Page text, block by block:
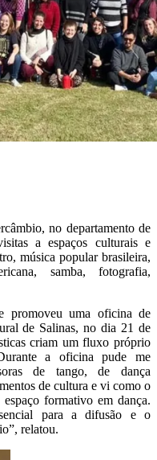
no departamento de
a espaços culturais e
música popular brasileira,
samba, fotografia,
promoveu uma oficina de
de Salinas, no dia 21 de
criam um fluxo próprio
a oficina pude me
de tango, de dança
de cultura e vi como o
formativo em dança.
para a difusão e o
relatou.